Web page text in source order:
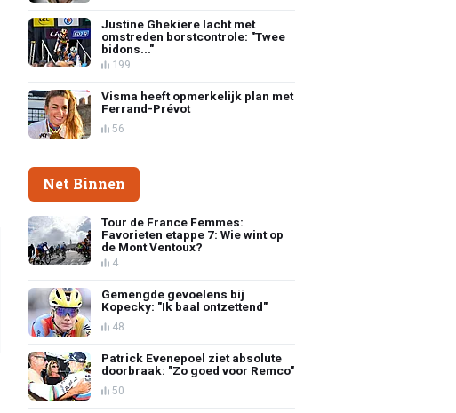
Justine Ghekiere lacht met
omstreden borstcontrole: "Twee
bidons..."
199
Visma heeft opmerkelijk plan met
Ferrand-Prévot
56
Net Binnen
Tour de France Femmes:
Favorieten etappe 7: Wie wint op
de Mont Ventoux?
4
Gemengde gevoelens bij
Kopecky: "Ik baal ontzettend"
48
Patrick Evenepoel ziet absolute
doorbraak: "Zo goed voor Remco"
50